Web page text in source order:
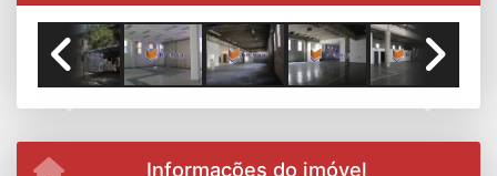
Informações do imóvel